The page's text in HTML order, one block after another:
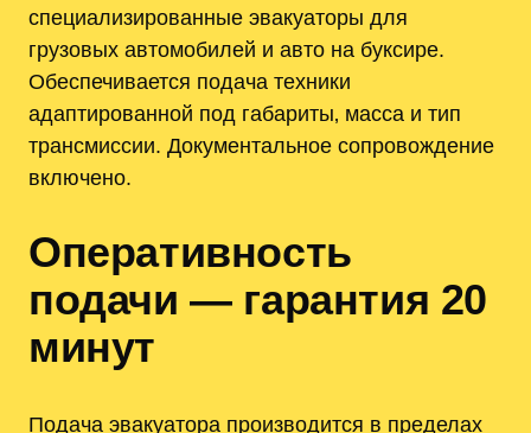
специализированные эвакуаторы для
грузовых автомобилей и авто на буксире.
Обеспечивается подача техники
адаптированной под габариты‚ масса и тип
трансмиссии. Документальное сопровождение
включено.
Оперативность
подачи — гарантия 20
минут
Подача эвакуатора производится в пределах